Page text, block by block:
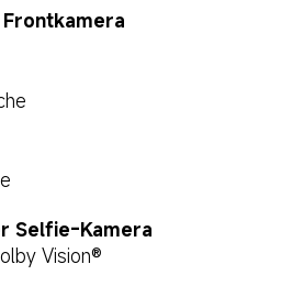
Selfie-Kamera
Vision®